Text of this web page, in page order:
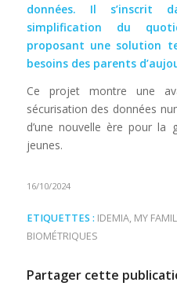
données. Il s’inscrit
simplification du
proposant une solution
besoins des parents
Ce projet montre une
sécurisation des données
d’une nouvelle ère pour la
jeunes.
16/10/2024
ETIQUETTES : IDEMIA, MY
BIOMÉTRIQUES
Partager cette